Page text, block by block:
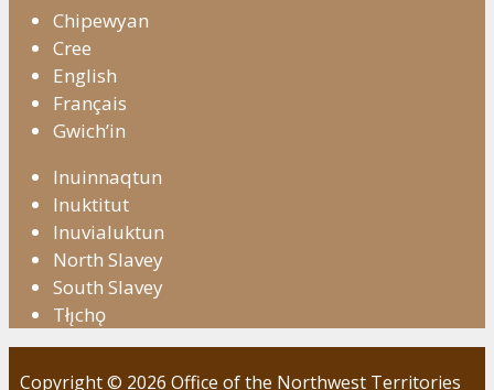
Chipewyan
Cree
English
Français
Gwich’in
Inuinnaqtun
Inuktitut
Inuvialuktun
North Slavey
South Slavey
Tłı̨chǫ
Copyright © 2026 Office of the Northwest Territories